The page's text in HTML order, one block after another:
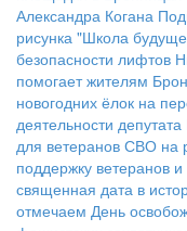
Александра Когана
рисунка "Школа
безопасности лифтов
помогает жителям
новогодних ёлок на
деятельности
для ветеранов СВО на
поддержку ветеранов
священная дата в
отмечаем День